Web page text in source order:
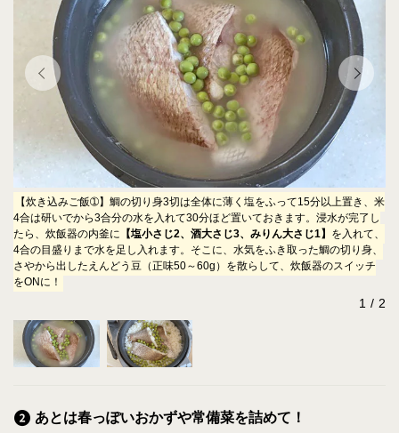
【炊き込みご飯➀】鯛の切り身3切は全体に薄く塩をふって15分以上置き、米
4合は研いでから3合分の水を入れて30分ほど置いておきます。浸水が完了し
たら、炊飯器の内釜に 【塩小さじ2、酒大さじ3、みりん大さじ1】 を入れて、
4合の目盛りまで水を足し入れます。そこに、水気をふき取った鯛の切り身、
さやから出したえんどう豆（正味50～60g）を散らして、炊飯器のスイッチ
をONに！
1 2
あとは春っぽいおかずや常備菜を詰めて！